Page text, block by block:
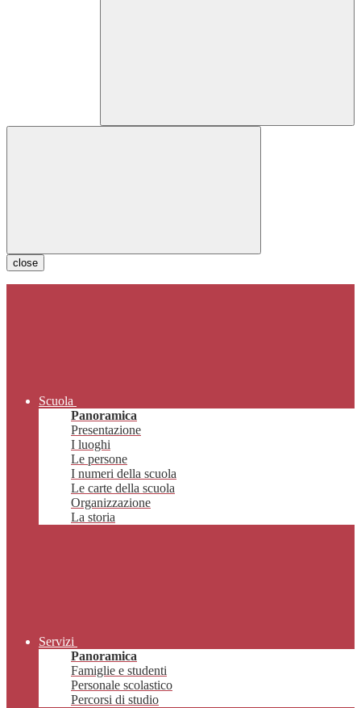
close
Scuola
Panoramica
Presentazione
I luoghi
Le persone
I numeri della scuola
Le carte della scuola
Organizzazione
La storia
Servizi
Panoramica
Famiglie e studenti
Personale scolastico
Percorsi di studio